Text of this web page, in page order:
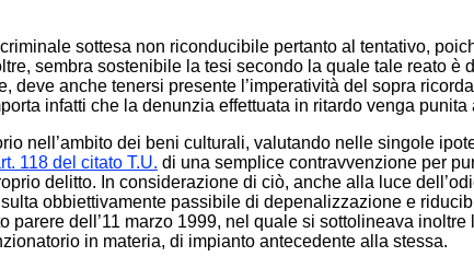
sottesa non riconducibile pertanto al tentativo,
sembra sostenibile la tesi secondo la quale tale reato è
deve anche tenersi presente l’imperatività del sopra
infatti che la denunzia effettuata in ritardo venga
nell’ambito dei beni culturali, valutando nelle singole
118 del citato T.U. di una semplice contravvenzione per
delitto. In considerazione di ciò, anche alla luce
obbiettivamente passibile di depenalizzazione e
parere dell’11 marzo 1999, nel quale si sottolineava
in materia, di impianto antecedente alla stessa.